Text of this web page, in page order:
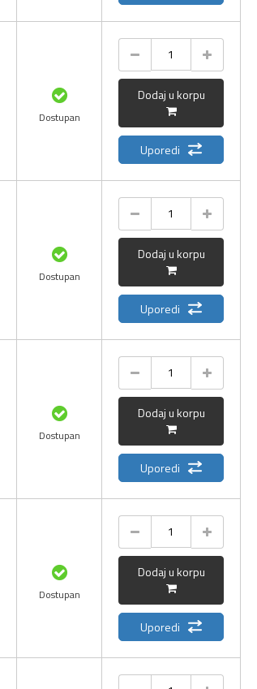
Dostupan
Dodaj u korpu
Uporedi
Dostupan
Dodaj u korpu
Uporedi
Dostupan
Dodaj u korpu
Uporedi
Dostupan
Dodaj u korpu
Uporedi